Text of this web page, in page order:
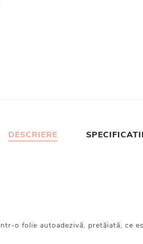
DESCRIERE SPECIFICATII
o folie autoadezivă, pretăiată, ce